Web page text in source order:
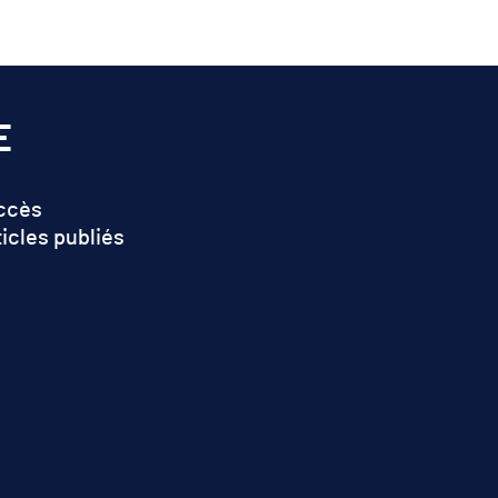
publiés